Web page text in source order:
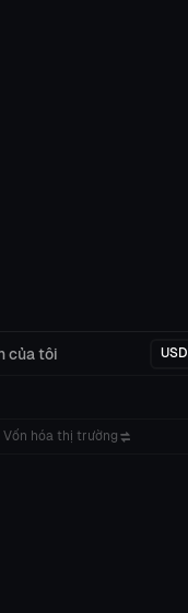
của tôi USD
Vốn hóa thị trường